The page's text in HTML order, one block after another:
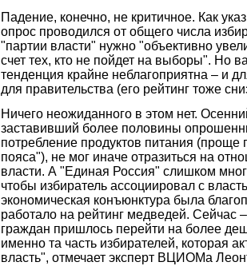
Падение, конечно, не критичное. Как
опрос проводился от общего числа
"партии власти" нужно "объективно
счет тех, кто не пойдет на выборы". Но
тенденция крайне неблагоприятна – и
для правительства (его рейтинг тоже
Ничего неожиданного в этом нет.
заставивший более половины
потребление продуктов питания (проще
пояса"), не мог иначе отразиться на
власти. А "Единая Россия" слишком
чтобы избиратель ассоциировал с
экономическая конъюнктура была
работало на рейтинг медведей. Сейчас
граждан пришлось перейти на более
именно та часть избирателей, которая
власть", отмечает эксперт ВЦИОМа